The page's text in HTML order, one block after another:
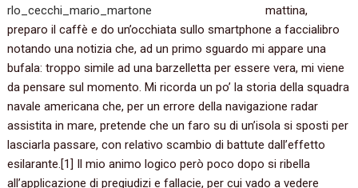
mattina,‭
‬preparo il caffè e do un’occhiata sullo smartphone a faccialibro
notando una notizia che,‭ ‬ad un primo sguardo mi appare una
bufala:‭ ‬troppo simile ad una barzelletta per essere vera,‭ ‬mi viene
da pensare sul momento.‭ ‬Mi ricorda un po‭’ ‬la storia della squadra
navale americana che,‭ ‬per un errore della navigazione radar
assistita in mare,‭ ‬pretende che un faro su di un’isola si sposti per
lasciarla passare,‭ ‬con relativo scambio di battute dall’effetto
esilarante.‭[‬1‭] ‬Il mio animo logico però poco dopo si ribella
all’applicazione di pregiudizi e fallacie,‭ ‬per cui vado a vedere